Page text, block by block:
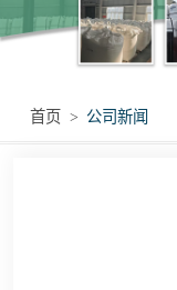
首页 > 公司新闻
氯化钙系列